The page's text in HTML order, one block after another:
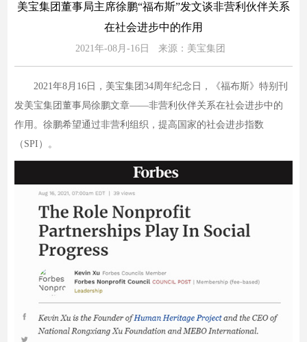
美宝集团董事局主席徐鹏“福布斯”发文谈非营利伙伴关系
在社会进步中的作用
2021年-08月-16日 来源：美宝集团
2021年8月16日，美宝集团34周年纪念日，《福布斯》特别刊
发美宝集团董事局徐鹏文章——非营利伙伴关系在社会进步中的
作用。徐鹏希望通过非营利组织，提高国家的社会进步指数
（SPI）。